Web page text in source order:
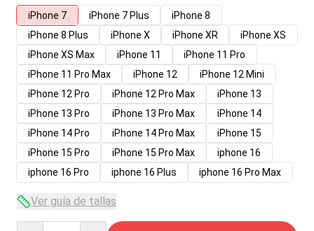
iPhone 7
iPhone 7 Plus
iPhone 8
iPhone 8 Plus
iPhone X iPhone XR
iPhone XS
iPhone XS Max
iPhone 11
iPhone 11 Pro
iPhone 11 Pro Max
iPhone 12
iPhone 12 Mini
iPhone 12 Pro
iPhone 12 Pro Max
iPhone 13
iPhone 13 Pro
iPhone 13 Pro Max
iPhone 14
iPhone 14 Pro
iPhone 14 Pro Max
iPhone 15
iPhone 15 Pro
iPhone 15 Pro Max
iphone 16
iphone 16 Pro
iphone 16 Plus iphone 16 Pro Max
Ver guía de tallas